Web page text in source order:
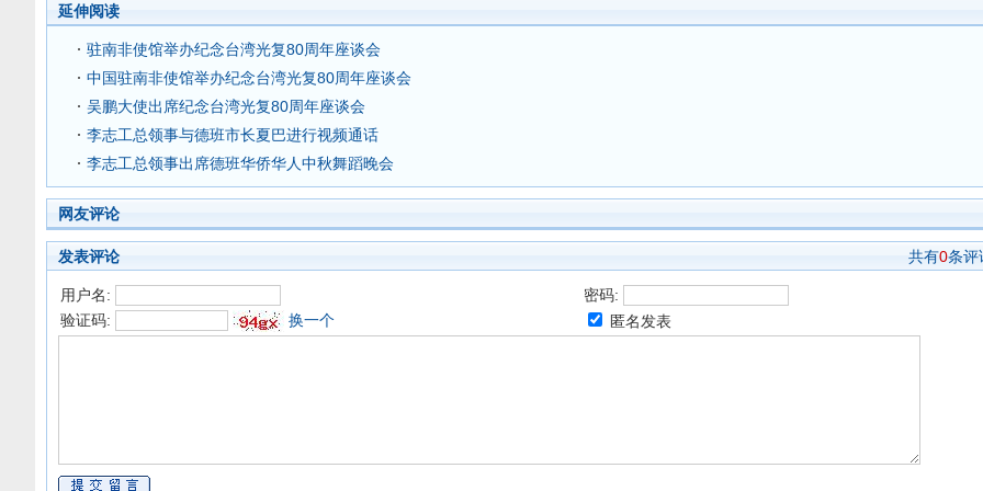
延伸阅读
驻南非使馆举办纪念台湾光复80周年座谈会
中国驻南非使馆举办纪念台湾光复80周年座谈会
吴鹏大使出席纪念台湾光复80周年座谈会
李志工总领事与德班市长夏巴进行视频通话
李志工总领事出席德班华侨华人中秋舞蹈晚会
网友评论
发表评论 共有0条评
用户名:
密码:
验证码:
换一个 匿名发表